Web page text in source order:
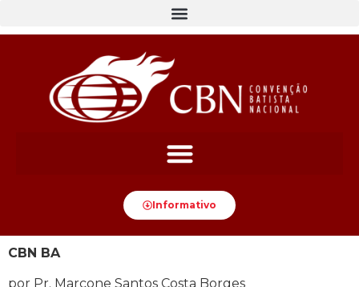
Informativo
CBN BA
por Pr. Marcone Santos Costa Borges